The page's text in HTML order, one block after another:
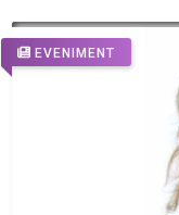
EVENIMENT